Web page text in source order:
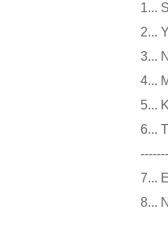
1...
2...
3...
4...
5...
6...
7...
8...